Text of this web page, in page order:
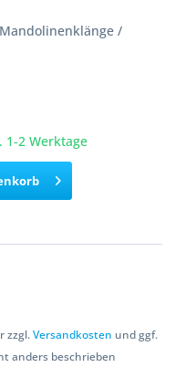
/
1-2 Werktage
zzgl.Versandkosten und ggf.
anders beschrieben